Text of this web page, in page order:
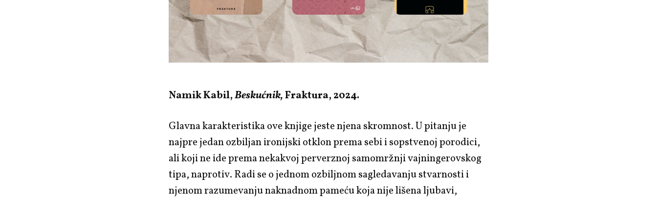
Namik Kabil,Beskućnik,Fraktura, 2024.
Glavna karakteristika ove knjige jeste njena skromnost. U pitanju je
najpre jedan ozbiljan ironijski otklon prema sebi i sopstvenoj porodici,
ali koji ne ide prema nekakvoj perverznoj samomržnji vajningerovskog
tipa, naprotiv. Radi se o jednom ozbiljnom sagledavanju stvarnosti i
njenom razumevanju naknadnom pameću koja nije lišena ljubavi,